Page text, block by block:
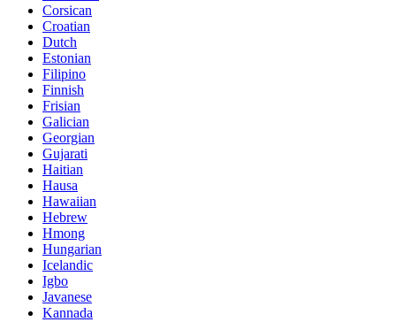
Corsican
Croatian
Dutch
Estonian
Filipino
Finnish
Frisian
Galician
Georgian
Gujarati
Haitian
Hausa
Hawaiian
Hebrew
Hmong
Hungarian
Icelandic
Igbo
Javanese
Kannada